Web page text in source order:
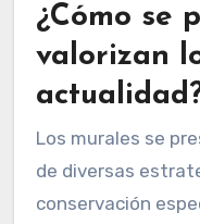
en ciudades como
Madrid alberga
como Malasaña y
conocida por sus
Valencia destaca
Las Fallas, que
Otras ciudades